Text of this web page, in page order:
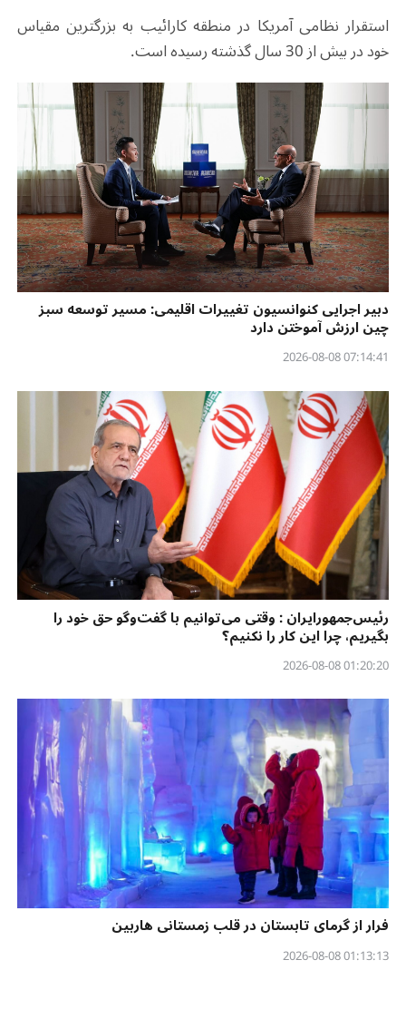
استقرار نظامی آمریکا در منطقه کارائیب به بزرگترین مقیاس
خود در بیش از 30 سال گذشته رسیده است.
دبیر اجرایی کنوانسیون تغییرات اقلیمی: مسیر توسعه سبز
چین ارزش آموختن دارد
07:14:41 2026-08-08
رئیس‌جمهورایران : وقتی می‌توانیم با گفت‌وگو حق خود را
بگیریم، چرا این کار را نکنیم؟
01:20:20 2026-08-08
فرار از گرمای تابستان در قلب زمستانی هاربین
01:13:13 2026-08-08